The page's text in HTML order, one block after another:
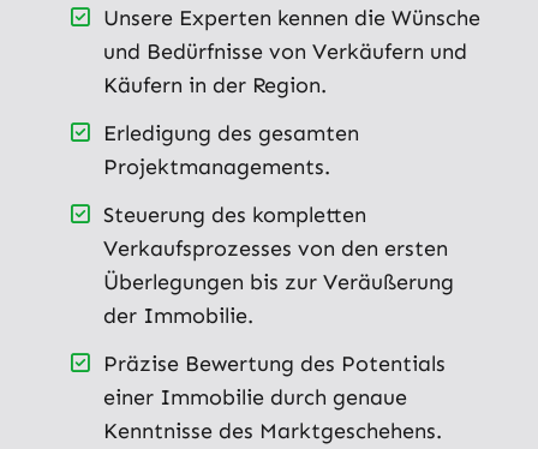
Unsere Experten kennen die Wünsche
und Bedürfnisse von Verkäufern und
Käufern in der Region.
Erledigung des gesamten
Projektmanagements.
Steuerung des kompletten
Verkaufsprozesses von den ersten
Überlegungen bis zur Veräußerung
der Immobilie.
Präzise Bewertung des Potentials
einer Immobilie durch genaue
Kenntnisse des Marktgeschehens.